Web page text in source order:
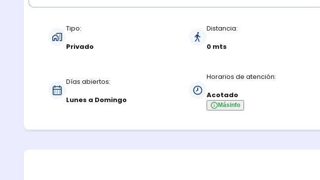
Tipo:
Privado
Distancia:
0 mts
Días abiertos:
Lunes a Domingo
Horarios de atención:
Acotado
Másinfo